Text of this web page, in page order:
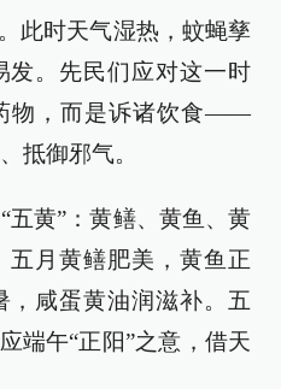
此时天气湿热，蚊蝇孳
发。先民们应对这一时
物，而是诉诸饮食——
抵御邪气。
五黄”：黄鳝、黄鱼、黄
五月黄鳝肥美，黄鱼正
，咸蛋黄油润滋补。五
端午“正阳”之意，借天